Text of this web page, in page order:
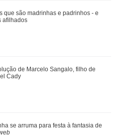
Relembre os amores de Bruno
prejudicadas pela proximidade com
vai acontece...
com Filiz sobre o ex-marido de
que Irmak ...
que são madrinhas e padrinhos - e
afilhados
de Marcelo Sangalo, filho de
Cady
se arruma para festa à fantasia de